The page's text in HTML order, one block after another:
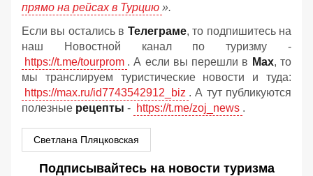
прямо на рейсах в Турцию ».
Если вы остались в Телеграме, то подпишитесь на
наш Новостной канал по туризму -
https://t.me/tourprom . А если вы перешли в Мах, то
мы транслируем туристические новости и туда:
https://max.ru/id7743542912_biz . А тут публикуются
полезные рецепты - https://t.me/zoj_news .
Светлана Пляцковская
Подписывайтесь на новости туризма